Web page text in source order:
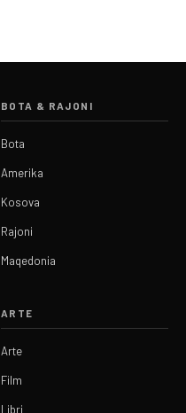
BOTA & RAJONI
Bota
Amerika
Kosova
Rajoni
Maqedonia
ARTE
Arte
Film
Libri